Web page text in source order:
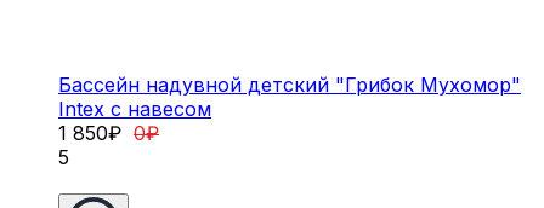
Бассейн надувной детский "Грибок Мухомор"
Intex с навесом
1 850₽ 0₽
5